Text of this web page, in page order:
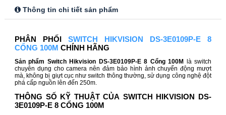
Thông tin chi tiết sản phẩm
PHÂN PHỐI SWITCH HIKVISION DS-3E0109P-E 8
CỔNG 100M CHÍNH HÃNG
Sản phẩm Switch Hikvision DS-3E0109P-E 8 Cổng 100M
là switch
chuyên dụng cho camera nên đảm bảo hình ảnh chuyển động mượt
mà, không bị giựt cục như switch thông thường, sử dụng công nghệ đột
phá cấp nguồn lên đến 250m.
THÔNG SỐ KỸ THUẬT CỦA SWITCH HIKVISION DS-
3E0109P-E 8 CỔNG 100M